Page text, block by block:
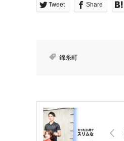
Tweet Share
錦糸町